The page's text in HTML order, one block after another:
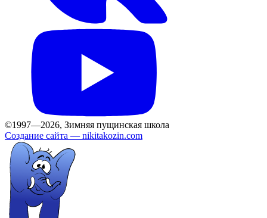
©1997—2026, Зимняя пущинская школа
Создание сайта — nikitakozin.com